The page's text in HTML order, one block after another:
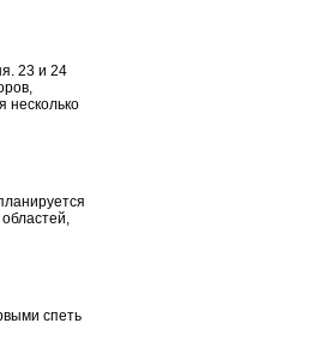
23 и 24
несколько
спеть